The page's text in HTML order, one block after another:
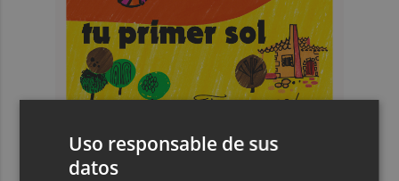
Uso responsable de sus
datos